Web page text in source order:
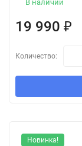
В наличии
19 990 ₽
Количество:
Новинка!